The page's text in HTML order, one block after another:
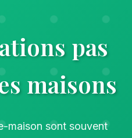
pas
maisons
maison sont souvent